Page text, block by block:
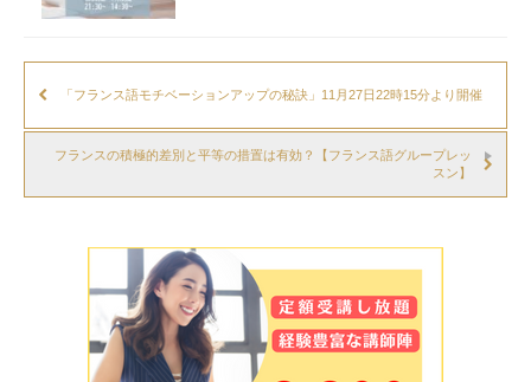
「フランス語モチベーションアップの秘訣」11月27日22時15分より開催
フランスの積極的差別と平等の措置は有効？【フランス語グループレッ
スン】